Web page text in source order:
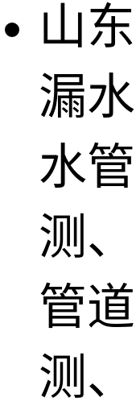
山
漏
水
测
管
测